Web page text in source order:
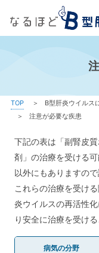
TOP
B型肝炎ウイルス
注意が必要な疾患
下記の表は「副腎皮
剤」の治療を受ける
以外にもありますの
これらの治療を受け
炎ウイルスの再活性
り安全に治療を受ける
病気の分野